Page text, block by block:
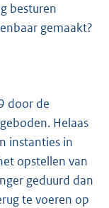
besturen
gemaakt?
door de
Helaas
instanties in
opstellen van
geduurd dan
te voeren op